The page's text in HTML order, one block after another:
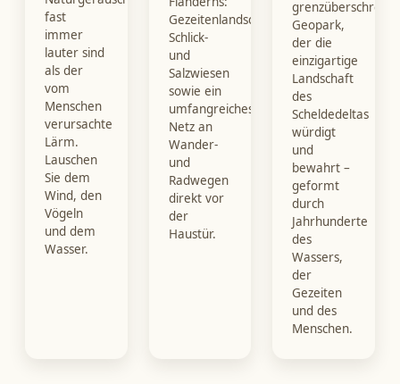
fast
immer
lauter sind
als der
vom
Menschen
verursachte
Lärm.
Lauschen
Sie dem
Wind, den
Vögeln
und dem
Wasser.
Gezeitenlandschaft,
Schlick-
und
Salzwiesen
sowie ein
umfangreiches
Netz an
Wander-
und
Radwegen
direkt vor
der
Haustür.
Geopark,
der die
einzigartige
Landschaft
des
Scheldedeltas
würdigt
und
bewahrt –
geformt
durch
Jahrhunderte
des
Wassers,
der
Gezeiten
und des
Menschen.